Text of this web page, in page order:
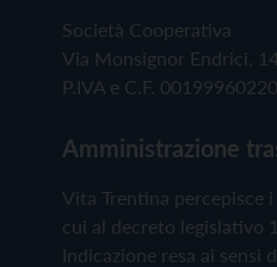
Società Cooperativa
Via Monsignor Endrici,
P.IVA e C.F. 00199960220
Amministrazione
Vita Trentina
cui al decreto legislativo
Indicazione resa ai sensi